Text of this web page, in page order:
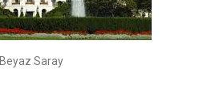
Beyaz Saray